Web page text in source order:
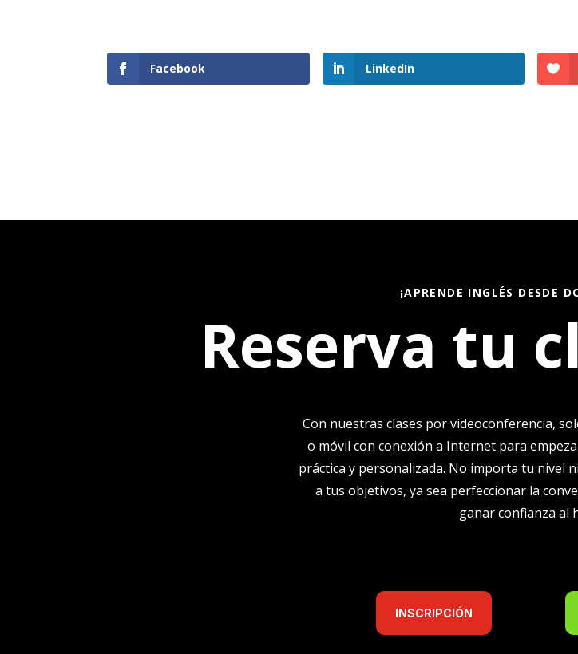
Facebook
LinkedIn
¡APRENDE INGLÉS DESDE
Reserva tu
Con nuestras clases por videoconferencia,
o móvil con conexión a Internet para
práctica y personalizada. No importa tu nivel
a tus objetivos, ya sea perfeccionar la
ganar confianza al
INSCRIPCIÓN